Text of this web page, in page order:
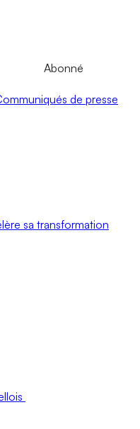
Abonné
de presse
sa transformation